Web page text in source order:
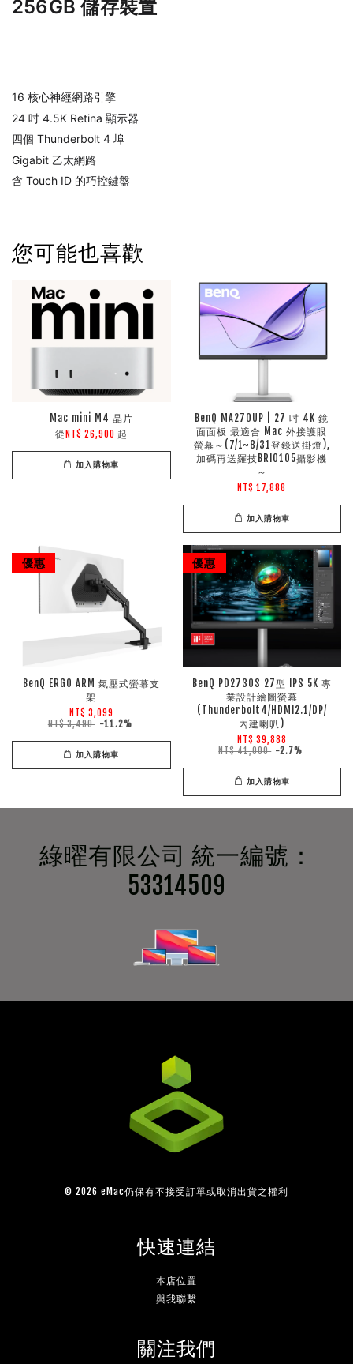
256GB 儲存裝置
16 核心神經網路引擎
24 吋 4.5K Retina 顯示器
四個 Thunderbolt 4 埠
Gigabit 乙太網路
含 Touch ID 的巧控鍵盤
您可能也喜歡
Mac mini M4 晶片
從 NT$ 26,900 起
加入購物車
BenQ MA270UP | 27 吋 4K 鏡
面面板 最適合 Mac 外接護眼
螢幕～(7/1~8/31登錄送掛燈),
加碼再送羅技BRIO105攝影機
～
NT$ 17,888
加入購物車
優惠
BenQ ERGO ARM 氣壓式螢幕支
架
NT$ 3,099
NT$ 3,490 -11.2%
加入購物車
優惠
BenQ PD2730S 27型 IPS 5K 專
業設計繪圖螢幕
(Thunderbolt4/HDMI2.1/DP/
內建喇叭)
NT$ 39,888
NT$ 41,000 -2.7%
加入購物車
綠曜有限公司 統一編號：
53314509
© 2026 eMac仍保有不接受訂單或取消出貨之權利
快速連結
本店位置
與我聯繫
關注我們